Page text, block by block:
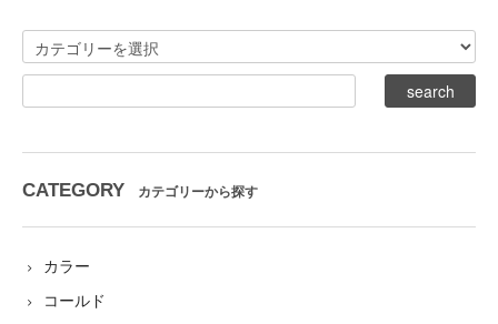
CATEGORY カテゴリーから探す
カラー
コールド